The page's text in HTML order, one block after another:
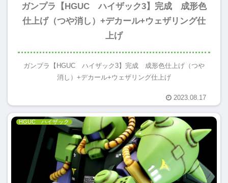
ガンプラ【HGUC ハイザック3】完成 成形色
仕上げ（つや消し）+デカール+ウェザリング仕
上げ
ガンプラ【HGUC ハイザック3】完成 成形色仕上げ（つや
消し）+デカール+ウェザリング仕上げ
2023.08.17
HGUC ハイザック